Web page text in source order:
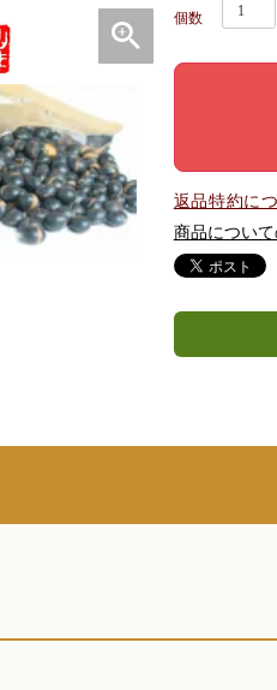
返品特約に
商品につい